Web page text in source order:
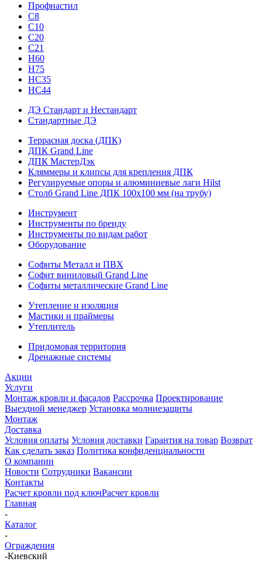
Профнастил
С8
С10
С20
С21
H60
H75
HС35
НС44
ДЭ Стандарт и Нестандарт
Стандартные ДЭ
Террасная доска (ДПК)
ДПК Grand Line
ДПК МастерДэк
Кляммеры и клипсы для крепления ДПК
Регулируемые опоры и алюминиевые лаги Hilst
Столб Grand Line ДПК 100х100 мм (на трубу)
Инструмент
Инструменты по бренду
Инструменты по видам работ
Оборудование
Софиты Металл и ПВХ
Софит виниловый Grand Line
Софиты металлические Grand Line
Утепление и изоляция
Мастики и праймеры
Утеплитель
Придомовая территория
Дренажные системы
Акции
Услуги
Монтаж кровли и фасадов Рассрочка Проектирование
Выездной менеджер Установка молниезащиты
Монтаж
Доставка
Условия оплаты Условия доставки Гарантия на товар Возврат
Как сделать заказ Политика конфиденциальности
О компании
Новости Сотрудники Вакансии
Контакты
Расчет кровли под ключРасчет кровли
Главная
-
Каталог
-
Ограждения
-Киевский